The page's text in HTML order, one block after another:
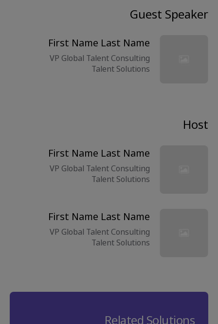
Guest Speaker
First Name Last Name
VP Global Talent Consulting
Talent Solutions
Host
First Name Last Name
VP Global Talent Consulting
Talent Solutions
First Name Last Name
VP Global Talent Consulting
Talent Solutions
Related Solutions